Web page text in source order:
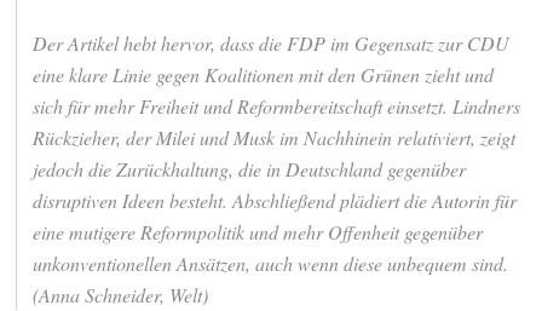
Der Artikel hebt hervor, dass die FDP im Gegensatz zur CDU
eine klare Linie gegen Koalitionen mit den Grünen zieht und
sich für mehr Freiheit und Reformbereitschaft einsetzt. Lindners
Rückzieher, der Milei und Musk im Nachhinein relativiert, zeigt
jedoch die Zurückhaltung, die in Deutschland gegenüber
disruptiven Ideen besteht. Abschließend plädiert die Autorin für
eine mutigere Reformpolitik und mehr Offenheit gegenüber
unkonventionellen Ansätzen, auch wenn diese unbequem sind.
(Anna Schneider, Welt)